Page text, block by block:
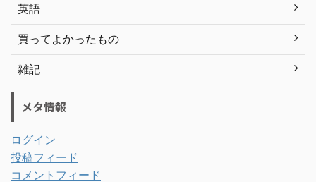
英語
買ってよかったもの
雑記
メタ情報
ログイン
投稿フィード
コメントフィード